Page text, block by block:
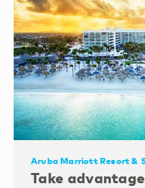
Aruba Marriott Resort &
Take